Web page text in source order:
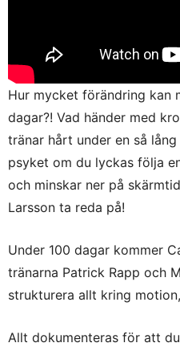
Hur mycket förändring kan
dagar?! Vad händer med
tränar hårt under en så
psyket om du lyckas följa
och minskar ner på
Larsson ta reda på!
Under 100 dagar kommer
tränarna Patrick Rapp och
strukturera allt kring
Allt dokumenteras för att